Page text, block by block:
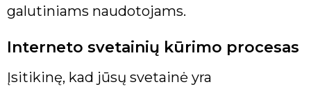
galutiniams naudotojams.
Interneto svetainių kūrimo procesas
Įsitikinę, kad jūsų svetainė yra